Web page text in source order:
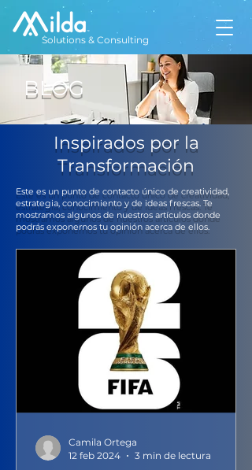
Solutions & Consulting
BLOG
Inspirados por la
Transformación
Este es un punto de contacto único de creatividad,
estrategia, conocimiento y de ideas frescas. Te
mostramos algunos de nuestros artículos donde
podrás exponernos tu opinión acerca de ellos.
Camila Ortega
12 feb 2024
3 min de lectura